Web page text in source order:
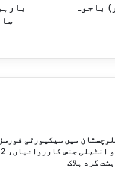
جاں بحق
جاں بحق
باجوہ
میں سیکیورٹی
دو انٹیلی
گرد ہلاک